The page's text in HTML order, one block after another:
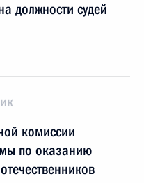
должности судей
комиссии
по оказанию